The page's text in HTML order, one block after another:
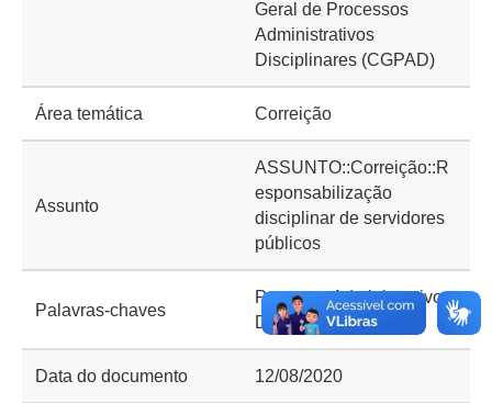
Geral de Processos
Administrativos
Disciplinares (CGPAD)
Área temática Correição
Assunto
ASSUNTO::Correição::R
esponsabilização
disciplinar de servidores
públicos
Palavras-chaves
Processo Administrativo
Disciplinar (PAD)
Data do documento 12/08/2020